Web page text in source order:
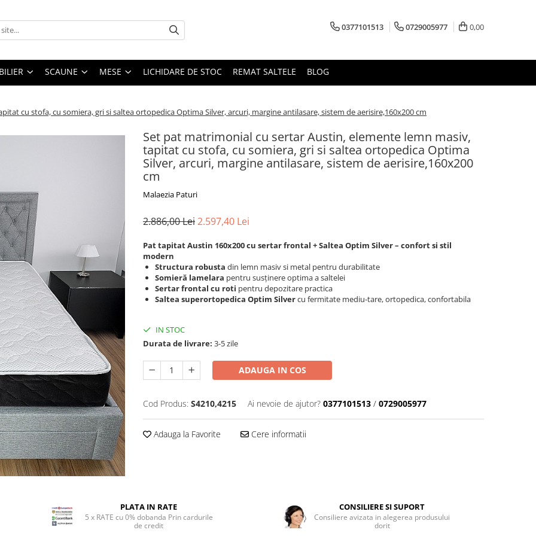
0377101513 0729005977 0,00
SCAUNE MESE LICHIDARE DE STOC REMAT SALTELE BLOG
cu stofa, cu somiera, gri si saltea ortopedica Optima Silver, arcuri, margine antilasare, sistem de aerisire,160x200 cm
Set pat matrimonial cu sertar Austin, elemente lemn masiv,
tapitat cu stofa, cu somiera, gri si saltea ortopedica Optima
Silver, arcuri, margine antilasare, sistem de aerisire,160x200
cm
Malaezia Paturi
2.886,00 Lei2.597,40 Lei
Pat tapitat Austin 160x200 cu sertar frontal + Saltea Optim Silver – confort si stil
modern
Structura robusta din lemn masiv si metal pentru durabilitate
Somieră lamelara pentru susținere optima a saltelei
Sertar frontal cu roti pentru depozitare practica
Saltea superortopedica Optim Silvercu fermitate mediu-tare, ortopedica, confortabila
IN STOC
Durata de livrare: 3-5 zile
ADAUGA IN COS
Cod Produs: S4210,4215 Ai nevoie de ajutor? 0377101513 / 0729005977
Adauga la Favorite Cere informatii
PLATA IN RATE
5 x RATE cu 0% dobanda Prin cardurile
de credit
CONSILIERE SI SUPORT
Consiliere avizata in alegerea produsului
dorit